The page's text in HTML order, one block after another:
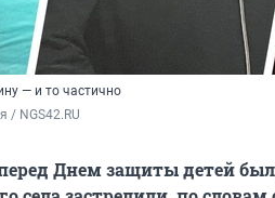
— и то частично
/ NGS42.RU
Днем защиты детей